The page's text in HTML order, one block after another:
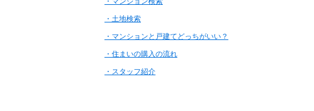
・土地検索
・マンションと戸建てどっちがいい？
・住まいの購入の流れ
・スタッフ紹介